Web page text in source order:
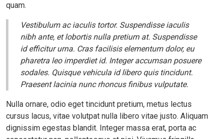
quam.
Vestibulum ac iaculis tortor. Suspendisse iaculis
nibh ante, et lobortis nulla pretium at. Suspendisse
id efficitur urna. Cras facilisis elementum dolor, eu
pharetra leo imperdiet id. Integer accumsan posuere
sodales. Quisque vehicula id libero quis tincidunt.
Praesent lacinia nunc rhoncus finibus vulputate.
Nulla ornare, odio eget tincidunt pretium, metus lectus
cursus lacus, vitae volutpat nulla libero vitae justo. Aliquam
dignissim egestas blandit. Integer massa erat, porta ac